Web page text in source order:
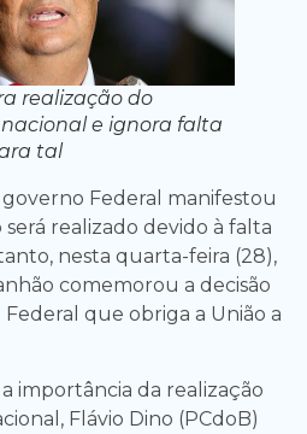
realização do
e ignora falta
tal
Federal manifestou
será realizado devido à falta
nesta quarta-feira (28),
comemorou a decisão
que obriga a União a
importância da realização
Flávio Dino (PCdoB)